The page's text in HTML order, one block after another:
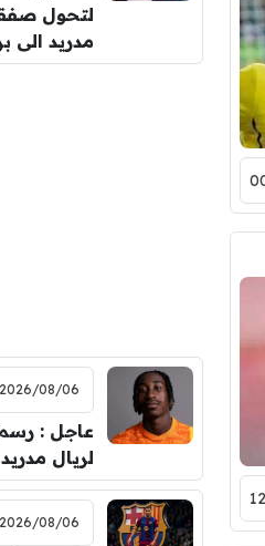
لتحول
مدريد الى
2026/08/06 - 17:11
عاجل :
لريال مدريد
2026/08/06 - 19:56